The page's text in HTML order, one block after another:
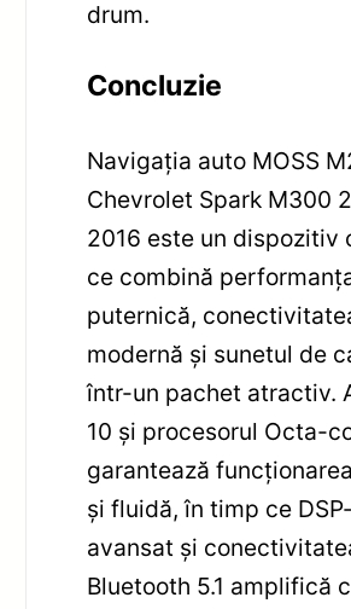
drum.
Concluzie
Navigația auto MOSS
Chevrolet Spark M300
2016 este un dispozitiv
ce combină
puternică,
modernă și sunetul de
într-un pachet atractiv.
10 și procesorul Octa-
garantează
și fluidă, în timp ce
avansat și
Bluetooth 5.1 amplifică